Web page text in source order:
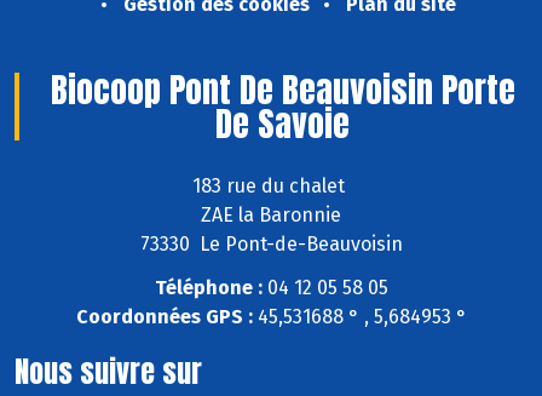
Biocoop Pont De Beauvoisin Porte
De Savoie
183 rue du chalet
ZAE la Baronnie
73330 Le Pont-de-Beauvoisin
Téléphone :04 12 05 58 05
Coordonnées GPS :45,531688 ° , 5,684953 °
Nous suivre sur